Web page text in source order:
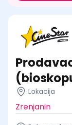
Lokacija
Zrenjanin